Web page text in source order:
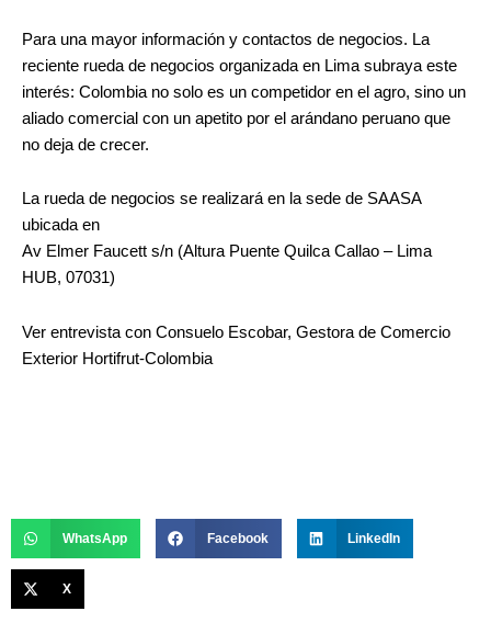
Para una mayor información y contactos de negocios. La
reciente rueda de negocios organizada en Lima subraya este
interés: Colombia no solo es un competidor en el agro, sino un
aliado comercial con un apetito por el arándano peruano que
no deja de crecer.
La rueda de negocios se realizará en la sede de SAASA
ubicada en
Av Elmer Faucett s/n (Altura Puente Quilca Callao – Lima
HUB, 07031)
Ver entrevista con Consuelo Escobar, Gestora de Comercio
Exterior Hortifrut-Colombia
WhatsApp Facebook LinkedIn
X